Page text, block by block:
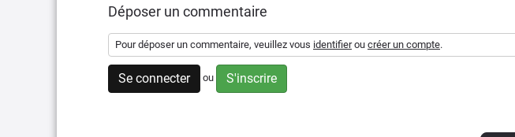
Déposer un commentaire
Pour déposer un commentaire, veuillez vous identifierou créer un compte.
Se connecter ou S'inscrire